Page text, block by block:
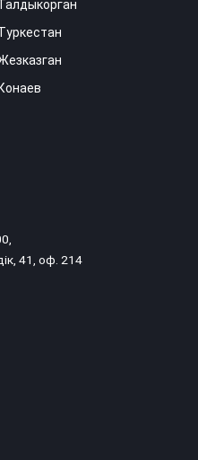
Конаев
41, оф. 214